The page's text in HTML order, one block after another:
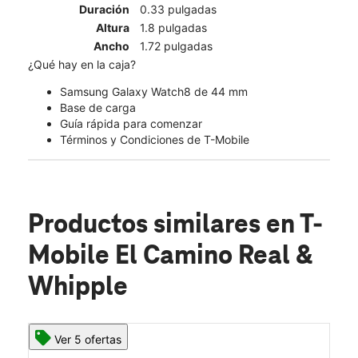
Duración
0.33 pulgadas
Altura
1.8 pulgadas
Ancho
1.72 pulgadas
¿Qué hay en la caja?
Samsung Galaxy Watch8 de 44 mm
Base de carga
Guía rápida para comenzar
Términos y Condiciones de T-Mobile
Productos similares en T-
Mobile El Camino Real &
Whipple
Ver 5 ofertas